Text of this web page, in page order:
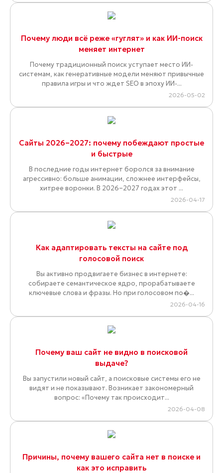
Почему люди всё реже «гуглят» и как ИИ-поиск
меняет интернет
Почему традиционный поиск уступает место ИИ-
системам, как генеративные модели меняют привычные
правила игры и что ждет SEO в эпоху ИИ-...
2026-05-02
Сайты 2026–2027: почему побеждают простые
и быстрые
В последние годы интернет боролся за внимание
агрессивно: больше анимации, сложнее интерфейсы,
хитрее воронки. В 2026–2027 годах этот ...
2026-04-17
Как адаптировать тексты на сайте под
голосовой поиск
Вы активно продвигаете бизнес в интернете:
собираете семантическое ядро, прорабатываете
ключевые слова и фразы. Но при голосовом по�...
2026-04-16
Почему ваш сайт не видно в поисковой
выдаче?
Вы запустили новый сайт, а поисковые системы его не
видят и не показывают. Возникает закономерный
вопрос: «Почему так происходит...
2026-04-08
Причины, почему вашего сайта нет в поиске и
как это исправить